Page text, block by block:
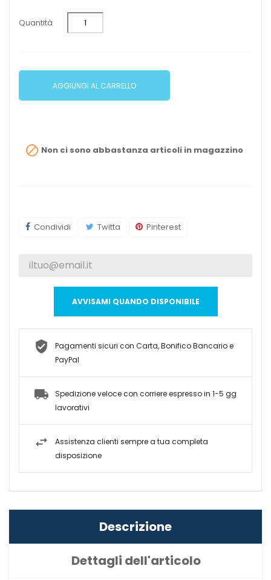
Quantità
AGGIUNGI AL CARRELLO
 Non ci sono abbastanza articoli in magazzino
Condividi Twitta Pinterest
AVVISAMI QUANDO DISPONIBILE
Pagamenti sicuri con Carta, Bonifico Bancario e
PayPal
Spedizione veloce con corriere espresso in 1-5 gg
lavorativi
Assistenza clienti sempre a tua completa
disposizione
Descrizione
Dettagli dell'articolo